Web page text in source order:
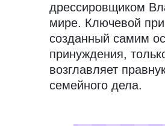
дрессировщиком
мире. Ключевой
созданный самим
принуждения,
возглавляет
семейного дела.